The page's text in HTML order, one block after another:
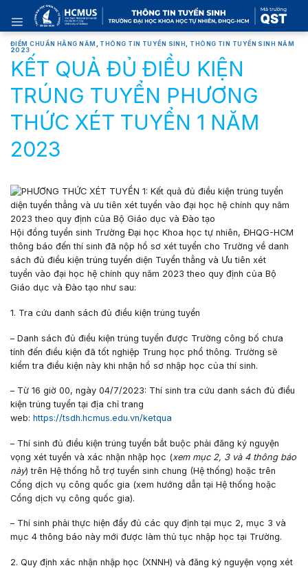
content
ĐIỂM CHUẨN HẰNG NĂM THÔNG TIN TUYỂN SINH
THÔNG TIN TUYỂN SINH NĂM
2023
KẾT QUẢ ĐỦ ĐIỀU KIỆN
TRÚNG TUYỂN PHƯƠNG
THỨC XÉT TUYỂN 1 NĂM
2023
Hội đồng tuyển sinh Trường Đại học Khoa học tự nhiên, ĐHQG-HCM
thông báo đến thí sinh đã nộp hồ sơ xét tuyển cho Trường về danh
sách đủ điều kiện trúng tuyển diện Tuyển thẳng và Ưu tiên xét
tuyển vào đại học hệ chính quy năm 2023 theo quy định của Bộ
Giáo dục và Đào tạo như sau:
1. Tra cứu danh sách đủ điều kiện trúng tuyển
– Danh sách đủ điều kiện trúng tuyển được Trường công bố chưa
tính đến điều kiện đã tốt nghiệp Trung học phổ thông. Trường sẽ
kiểm tra điều kiện này khi nhận hồ sơ nhập học của thí sinh.
– Từ 16 giờ 00, ngày 04/7/2023: Thí sinh tra cứu danh sách đủ điều
kiện trúng tuyển tại địa chỉ trang
web: https://tsdh.hcmus.edu.vn/ketqua
– Thí sinh đủ điều kiện trúng tuyển bắt buộc phải đăng ký nguyện
vọng xét tuyển và xác nhận nhập học (xem mục 2, 3 và 4 thông báo
này) trên Hệ thống hỗ trợ tuyển sinh chung (Hệ thống) hoặc trên
Cổng dịch vụ công quốc gia (xem hướng dẫn tại Hệ thống hoặc
Cổng dịch vụ công quốc gia).
– Thí sinh phải thực hiện đầy đủ các quy định tại mục 2, mục 3 và
mục 4 thông báo này mới được làm thủ tục nhập học tại Trường.
2. Quy định xác nhận nhập học (XNNH) và đăng ký nguyện vọng xét